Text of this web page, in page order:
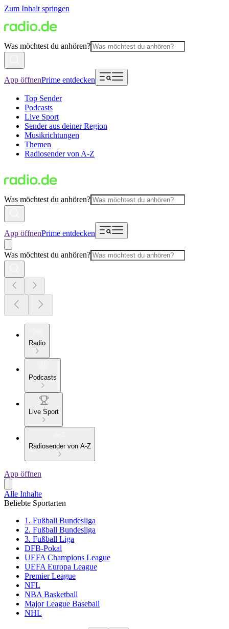
Zum Inhalt springen
Was möchtest du anhören?
App öffnenPrime entdecken
Top Sender
Podcasts
Live Sport
Sender aus deiner Region
Musikrichtungen
Themen
Radiosender von A-Z
Was möchtest du anhören?
App öffnenPrime entdecken
Was möchtest du anhören?
Radio
Podcasts
Live Sport
Radiosender von A-Z
App öffnen
Alle Inhalte
Beliebte Sportarten
1. Fußball Bundesliga
2. Fußball Bundesliga
3. Fußball Liga
DFB-Pokal
UEFA Champions League
UEFA Europa League
Premier League
NFL
NBA Basketball
Major League Baseball
NHL